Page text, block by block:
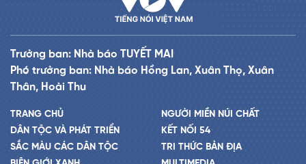
Trưởng ban: Nhà báo TUYẾT MAI
Phó trưởng ban: Nhà báo Hồng Lan, Xuân Thọ, Xuân
Thân, Hoài Thu
TRANG CHỦ
DÂN TỘC VÀ PHÁT TRIỂN
SẮC MÀU CÁC DÂN TỘC
NGƯỜI MIỀN NÚI CHẤT
KẾT NỐI 54
TRI THỨC BẢN ĐỊA